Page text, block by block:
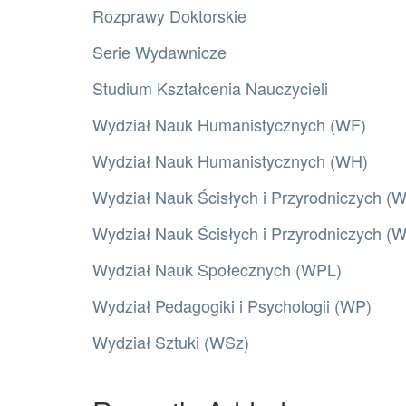
Rozprawy Doktorskie
Serie Wydawnicze
Studium Kształcenia Nauczycieli
Wydział Nauk Humanistycznych (WF)
Wydział Nauk Humanistycznych (WH)
Wydział Nauk Ścisłych i Przyrodniczych
Wydział Nauk Ścisłych i Przyrodniczych
Wydział Nauk Społecznych (WPL)
Wydział Pedagogiki i Psychologii (WP)
Wydział Sztuki (WSz)